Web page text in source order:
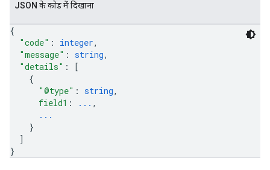
JSON के काेड में दिखाना
{
"code" : integer,
"message" : string,
"details" :
[
{
"@type" : string,
field1 : ... ,
...
}
]
}